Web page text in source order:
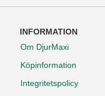
INFORMATION
Om DjurMaxi
Köpinformation
Integritetspolicy